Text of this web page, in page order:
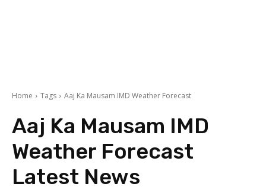
Home Tags Aaj Ka Mausam IMD Weather Forecast
Aaj Ka Mausam IMD
Weather Forecast
Latest News